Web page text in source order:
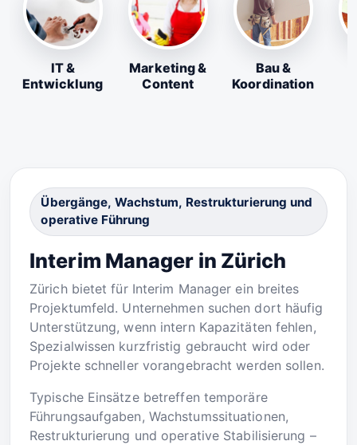
IT &
Entwicklung
Marketing &
Content
Bau &
Koordination
Übergänge, Wachstum, Restrukturierung und
operative Führung
Interim Manager in Zürich
Zürich bietet für Interim Manager ein breites
Projektumfeld. Unternehmen suchen dort häufig
Unterstützung, wenn intern Kapazitäten fehlen,
Spezialwissen kurzfristig gebraucht wird oder
Projekte schneller vorangebracht werden sollen.
Typische Einsätze betreffen temporäre
Führungsaufgaben, Wachstumssituationen,
Restrukturierung und operative Stabilisierung –